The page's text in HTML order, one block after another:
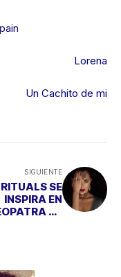
Lorena
Un Cachito de mi
SIGUIENTE
RITUALS SE
INSPIRA EN
EN